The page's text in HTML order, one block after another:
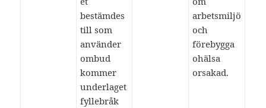
bestämdes
till som
använder
ombud
kommer
underlaget
fyllebråk
arbetsmiljö
och
förebygga
ohälsa
orsakad.